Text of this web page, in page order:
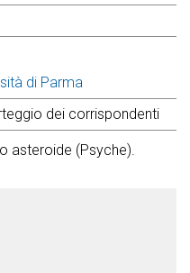
di Parma
dei corrispondenti
asteroide (Psyche).